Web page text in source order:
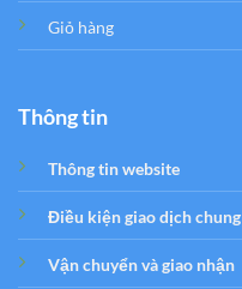
Giỏ hàng
Thông tin
Thông tin website
Điều kiện giao dịch chung
Vận chuyển và giao nhận